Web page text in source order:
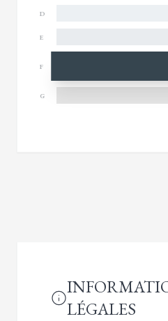
D
E
F
G
LÉGALES